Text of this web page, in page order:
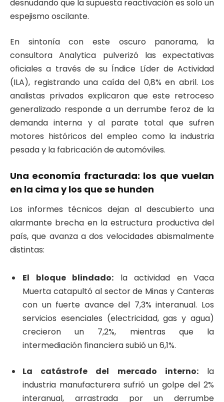
desnudando que la supuesta reactivación es solo un
espejismo oscilante.
En sintonía con este oscuro panorama, la
consultora Analytica pulverizó las expectativas
oficiales a través de su Índice Líder de Actividad
(ILA), registrando una caída del 0,8% en abril. Los
analistas privados explicaron que este retroceso
generalizado responde a un derrumbe feroz de la
demanda interna y al parate total que sufren
motores históricos del empleo como la industria
pesada y la fabricación de automóviles.
Una economía fracturada: los que vuelan
en la cima y los que se hunden
Los informes técnicos dejan al descubierto una
alarmante brecha en la estructura productiva del
país, que avanza a dos velocidades abismalmente
distintas:
El bloque blindado: la actividad en Vaca
Muerta catapultó al sector de Minas y Canteras
con un fuerte avance del 7,3% interanual. Los
servicios esenciales (electricidad, gas y agua)
crecieron un 7,2%, mientras que la
intermediación financiera subió un 6,1%.
La catástrofe del mercado interno:la
industria manufacturera sufrió un golpe del 2%
interanual, arrastrada por un derrumbe